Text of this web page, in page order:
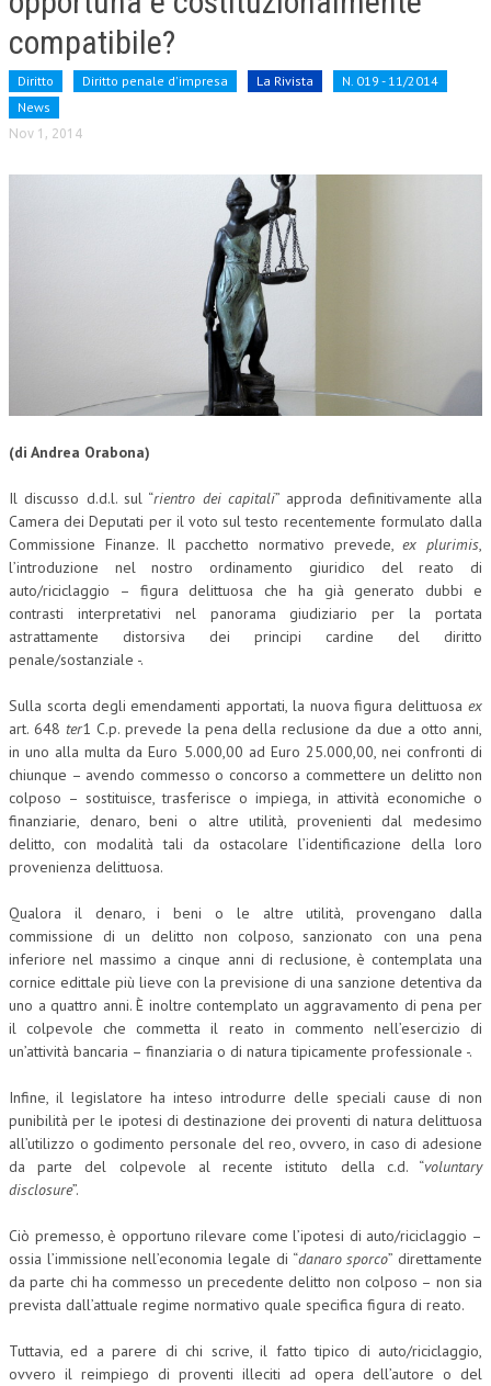
compatibile?
Diritto Diritto penale d'impresa La Rivista
N. 019 - 11/2014
News
Nov 1, 2014
(di Andrea Orabona)
Il discusso d.d.l. sul “rientro dei capitali” approda definitivamente alla
Camera dei Deputati per il voto sul testo recentemente formulato dalla
Commissione Finanze. Il pacchetto normativo prevede,ex plurimis,
l’introduzione nel nostro ordinamento giuridico del reato di
auto/riciclaggio – figura delittuosa che ha già generato dubbi e
contrasti interpretativi nel panorama giudiziario per la portata
astrattamente distorsiva dei principi cardine del diritto
penale/sostanziale -.
Sulla scorta degli emendamenti apportati, la nuova figura delittuosa ex
art. 648 ter1 C.p. prevede la pena della reclusione da due a otto anni,
in uno alla multa da Euro 5.000,00 ad Euro 25.000,00, nei confronti di
chiunque – avendo commesso o concorso a commettere un delitto non
colposo – sostituisce, trasferisce o impiega, in attività economiche o
finanziarie, denaro, beni o altre utilità, provenienti dal medesimo
delitto, con modalità tali da ostacolare l’identificazione della loro
provenienza delittuosa.
Qualora il denaro, i beni o le altre utilità, provengano dalla
commissione di un delitto non colposo, sanzionato con una pena
inferiore nel massimo a cinque anni di reclusione, è contemplata una
cornice edittale più lieve con la previsione di una sanzione detentiva da
uno a quattro anni. È inoltre contemplato un aggravamento di pena per
il colpevole che commetta il reato in commento nell’esercizio di
un’attività bancaria – finanziaria o di natura tipicamente professionale -.
Infine, il legislatore ha inteso introdurre delle speciali cause di non
punibilità per le ipotesi di destinazione dei proventi di natura delittuosa
all’utilizzo o godimento personale del reo, ovvero, in caso di adesione
da parte del colpevole al recente istituto della c.d. “voluntary
disclosure”.
Ciò premesso, è opportuno rilevare come l’ipotesi di auto/riciclaggio –
ossia l’immissione nell’economia legale di “danaro sporco” direttamente
da parte chi ha commesso un precedente delitto non colposo – non sia
prevista dall’attuale regime normativo quale specifica figura di reato.
Tuttavia, ed a parere di chi scrive, il fatto tipico di auto/riciclaggio,
ovvero il reimpiego di proventi illeciti ad opera dell’autore o del